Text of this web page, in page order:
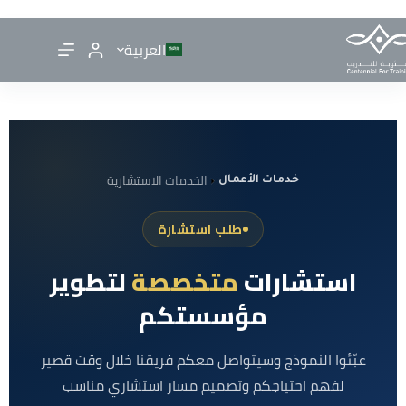
العربية
خدمات الأعمال الخدمات الاستشارية
طلب استشارة
استشاراتمتخصصةلتطوير
مؤسستكم
عبّئوا النموذج وسيتواصل معكم فريقنا خلال وقت قصير
لفهم احتياجكم وتصميم مسار استشاري مناسب